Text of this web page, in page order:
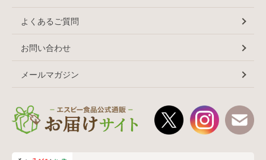
よくあるご質問
お問い合わせ
メールマガジン